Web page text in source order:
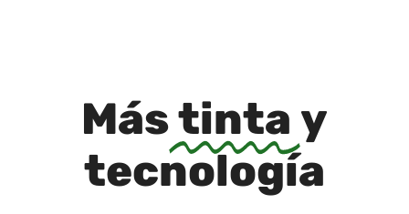
Mástinta y
tecnología